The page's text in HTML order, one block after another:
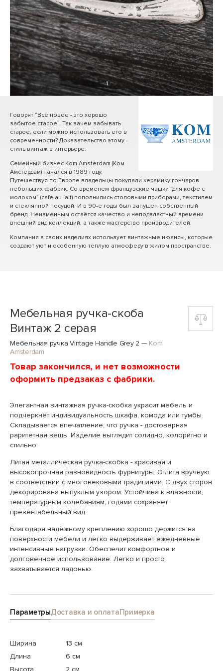
1/ 0
Говорят “Всё новое - это хорошо
забытое старое”. Так зачем забывать
старое, если можно использовать его в
современности? Доказательство этому -
стиль винтаж в интерьере.
Семейный бизнес Kom Amsterdam (Ком
Амстердам) начался в 1989 году.
Путешествуя по Европе владельцы покупали керамику гончаров
небольших фабрик. Со временем французские чашки “для кофе с
молоком” (cafe au lait) пополнились столовыми приборами, текстилем
и стеклянной посудой. И в 90-е годы был запущен собственный
бренд. Неизменным остаётся качество и неподвластный времени
внешний вид коллекций, а также мастерство производителей.
Компания в своих изделиях использует винтажные нюансы, которые
создают уют и особенную тёплую атмосферу в жилом пространстве.
Мебельная ручка-скоба
Винтаж 2 серая
Мебельная ручка Vintage Handle Grey 2 — Kom
Amsterdam
Товар закончился, и нет возможности
оформить предзаказ с фабрики.
Элегантная винтажная ручка-скобка украсит мебель и
подчеркнёт индивидуальность шкафа, комода или тумбы.
Складывается впечатление, что ручка - достоверная
раритетная вещь. Изделие выглядит солидно, колоритно и
стильно.
Литая металлическая ручка-скобка - красивая и
высокопрочная разновидность фурнитуры. Отлита вручную
в соответствии с многовековыми традициями. С двух сторон
декорирована выпуклым узором. Устойчива к влажности,
температурным колебаниям, годами сохраняет
презентабельный вид.
Благодаря надёжному креплению хорошо держится на
поверхности мебели и легко выдерживает ежедневные
интенсивные нагрузки. Обеспечит комфортное и
долговечное использование. Легко и просто
захватывается ладонью.
ПараметрыДоставка и оплатаПримерка
Ширина
13 см
Длина
6 см
Высота
2 см